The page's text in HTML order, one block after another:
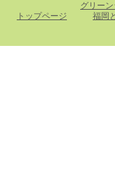
トップページ
グリーン
福岡